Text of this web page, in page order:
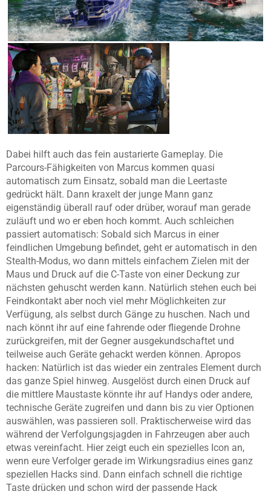
Dabei hilft auch das fein austarierte Gameplay. Die
Parcours-Fähigkeiten von Marcus kommen quasi
automatisch zum Einsatz, sobald man die Leertaste
gedrückt hält. Dann kraxelt der junge Mann ganz
eigenständig überall rauf oder drüber, worauf man gerade
zuläuft und wo er eben hoch kommt. Auch schleichen
passiert automatisch: Sobald sich Marcus in einer
feindlichen Umgebung befindet, geht er automatisch in den
Stealth-Modus, wo dann mittels einfachem Zielen mit der
Maus und Druck auf die C-Taste von einer Deckung zur
nächsten gehuscht werden kann. Natürlich stehen euch bei
Feindkontakt aber noch viel mehr Möglichkeiten zur
Verfügung, als selbst durch Gänge zu huschen. Nach und
nach könnt ihr auf eine fahrende oder fliegende Drohne
zurückgreifen, mit der Gegner ausgekundschaftet und
teilweise auch Geräte gehackt werden können. Apropos
hacken: Natürlich ist das wieder ein zentrales Element durch
das ganze Spiel hinweg. Ausgelöst durch einen Druck auf
die mittlere Maustaste könnte ihr auf Handys oder andere,
technische Geräte zugreifen und dann bis zu vier Optionen
auswählen, was passieren soll. Praktischerweise wird das
während der Verfolgungsjagden in Fahrzeugen aber auch
etwas vereinfacht. Hier zeigt euch ein spezielles Icon an,
wenn eure Verfolger gerade im Wirkungsradius eines ganz
speziellen Hacks sind. Dann einfach schnell die richtige
Taste drücken und schon wird der passende Hack